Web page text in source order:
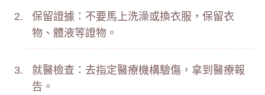
保留證據：不要馬上洗澡或換衣服，保留衣
物、體液等證物。
就醫檢查：去指定醫療機構驗傷，拿到醫療報
告。